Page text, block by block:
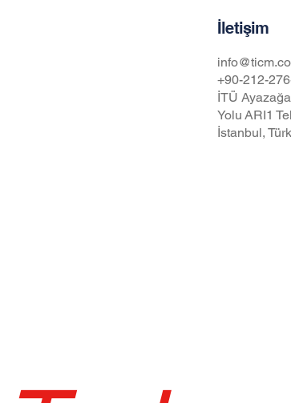
İletişim
+90-212-
İTÜ
Yolu ARI1
İstanbul,